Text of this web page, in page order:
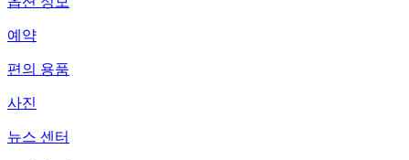
예약
편의 용품
사진
뉴스 센터